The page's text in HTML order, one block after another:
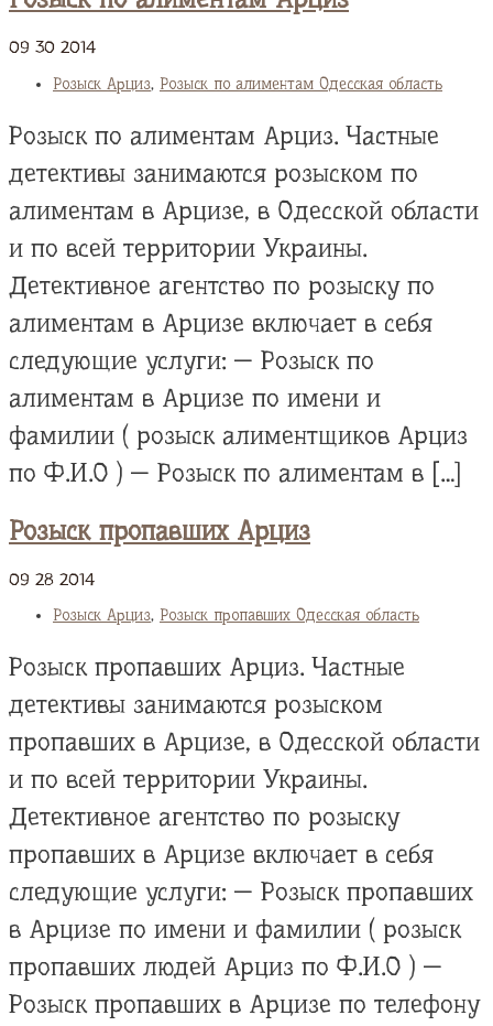
09 30 2014
Розыск Арциз, Розыск по алиментам Одесская область
Розыск по алиментам Арциз. Частные
детективы занимаются розыском по
алиментам в Арцизе, в Одесской области
и по всей территории Украины.
Детективное агентство по розыску по
алиментам в Арцизе включает в себя
следующие услуги: — Розыск по
алиментам в Арцизе по имени и
фамилии ( розыск алиментщиков Арциз
по Ф.И.О ) — Розыск по алиментам в […]
Розыск пропавших Арциз
09 28 2014
Розыск Арциз, Розыск пропавших Одесская область
Розыск пропавших Арциз. Частные
детективы занимаются розыском
пропавших в Арцизе, в Одесской области
и по всей территории Украины.
Детективное агентство по розыску
пропавших в Арцизе включает в себя
следующие услуги: — Розыск пропавших
в Арцизе по имени и фамилии ( розыск
пропавших людей Арциз по Ф.И.О ) —
Розыск пропавших в Арцизе по телефону